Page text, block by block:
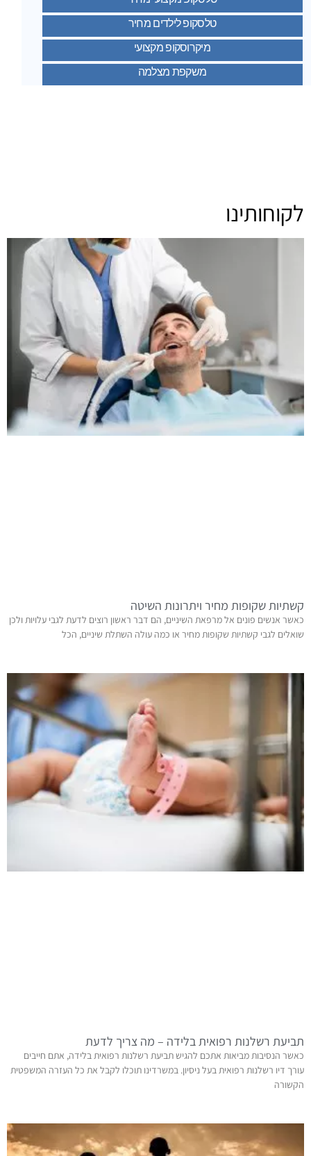
טלסקופ לילדים מחיר
מיקרוסקופ מקצועי
משקפת מצלמה
לקוחותינו
קשתיות שקופות מחיר ויתרונות השיטה
כאשר אנשים פונים אל מרפאת השיניים, הם דבר ראשון רוצים לדעת לגבי עלויות ולכן
שואלים לגבי קשתיות שקופות מחיר או כמה עולה השתלת שיניים, הכל
תביעת רשלנות רפואית בלידה – מה צריך לדעת
כאשר הנסיבות מביאות אתכם להגיש תביעת רשלנות רפואית בלידה, אתם חייבים
עורך דיו רשלנות רפואית בעל ניסיון. במשרדינו תוכלו לקבל את כל העזרה המשפטית
הקשורה